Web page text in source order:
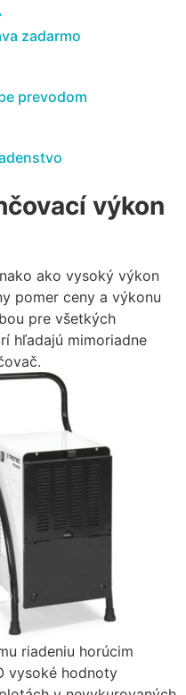
zadarmo
prevodom
výkon
ako vysoký výkon
pomer ceny a výkonu
pre všetkých
hľadajú mimoriadne
riadeniu horúcim
vysoké hodnoty
functionality will
stránka
návštevy
fungovala
Ak tieto
súbory
cookie
odmietnete,
niektoré
funkcie z
webovej